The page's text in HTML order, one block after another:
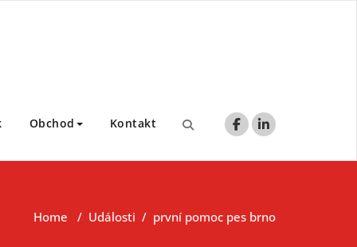
Obchod Kontakt
Home / Události / první pomoc pes brno